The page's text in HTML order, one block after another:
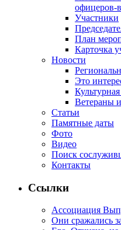
Участники
План
Карточка
Новости
Это
Ветераны
Статьи
Памятные даты
Фото
Видео
Поиск
Контакты
Ссылки
Ассоциация
Они сражались